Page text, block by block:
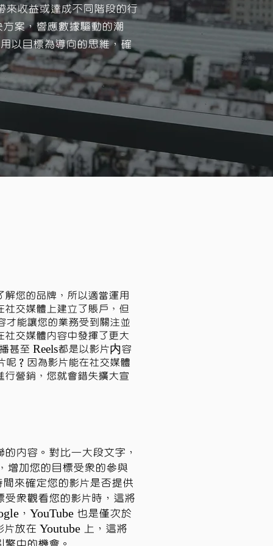
來收益或達成不同階段的行
案，響應數據驅動的潮
以目標為導向的思維，確
您的品牌，所以適當運用
交媒體上建立了賬戶，但
才能讓您的業務受到關注並
交媒體內容中發揮了更大
甚至 Reels都是以影片内容
呢？因為影片能在社交媒體
營銷，您就會錯失擴大宣
內容。對比一大段文字，
增加您的目標受眾的參與
來確定您的影片是否提供
受眾觀看您的影片時，這將
，YouTube 也是僅次於
片放在 Youtube 上，這將